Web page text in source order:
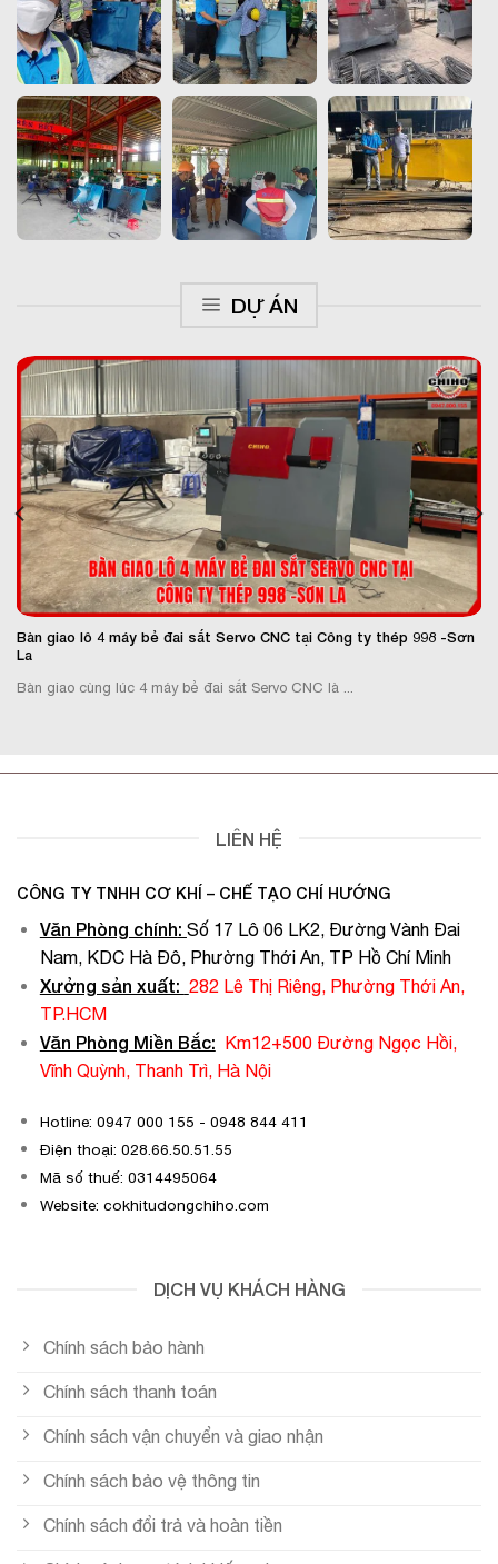
DỰ ÁN
Bàn giao lô 4 máy bẻ đai sắt Servo CNC tại Công ty thép 998 -Sơn
La
Bàn giao cùng lúc 4 máy bẻ đai sắt Servo CNC là ...
LIÊN HỆ
CÔNG TY TNHH CƠ KHÍ – CHẾ TẠO CHÍ HƯỚNG
Văn Phòng chính: Số 17 Lô 06 LK2, Đường Vành Đai
Nam, KDC Hà Đô, Phường Thới An, TP Hồ Chí Minh
Xưởng sản xuất: 282 Lê Thị Riêng, Phường Thới An,
TP.HCM
Văn Phòng Miền Bắc: Km12+500 Đường Ngọc Hồi,
Vĩnh Quỳnh, Thanh Trì, Hà Nội
Hotline: 0947 000 155 - 0948 844 411
Điện thoại: 028.66.50.51.55
Mã số thuế: 0314495064
Website: cokhitudongchiho.com
DỊCH VỤ KHÁCH HÀNG
Chính sách bảo hành
Chính sách thanh toán
Chính sách vận chuyển và giao nhận
Chính sách bảo vệ thông tin
Chính sách đổi trả và hoàn tiền